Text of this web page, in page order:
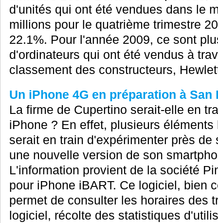
d'unités qui ont été vendues dans le
millions pour le quatrième trimestre
22.1%. Pour l'année 2009, ce sont
d'ordinateurs qui ont été vendus à
classement des constructeurs,
Un iPhone 4G en préparation à San
La firme de Cupertino serait-elle en
iPhone ? En effet, plusieurs
serait en train d'expérimenter près
une nouvelle version de son
L'information provient de la société
pour iPhone iBART. Ce logiciel, bien
permet de consulter les horaires des
logiciel, récolte des statistiques